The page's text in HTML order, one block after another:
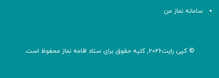
سامانه نماز من
© کپی رایت2026, کلیه حقوق برای ستاد اقامه نماز محفوظ است.